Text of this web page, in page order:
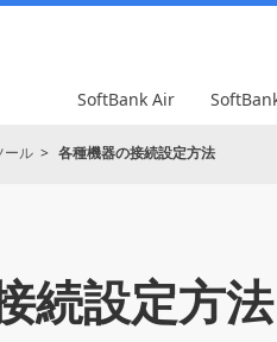
SoftBank Air
ール 各種機器の接続設定方法
続設定方法